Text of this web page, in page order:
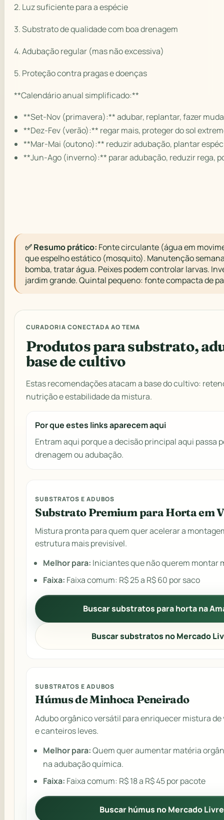
2. Luz suficiente para a espécie
3. Substrato de qualidade com boa drenagem
4. Adubação regular (mas não excessiva)
5. Proteção contra pragas e doenças
**Calendário anual simplificado:**
**Set-Nov (primavera):** adubar, replantar, fazer
**Dez-Fev (verão):** regar mais, proteger do sol
**Mar-Mai (outono):** reduzir adubação, plantar
**Jun-Ago (inverno):** parar adubação, reduzir rega,
✅ Resumo prático: Fonte circulante (água em
que espelho estático (mosquito). Manutenção
bomba, tratar água. Peixes podem controlar larvas.
jardim grande. Quintal pequeno: fonte compacta de
CURADORIA CONECTADA AO TEMA
Produtos para substrato,
base de cultivo
Estas recomendações atacam a base do cultivo:
nutrição e estabilidade da mistura.
Por que estes links aparecem aqui
Entram aqui porque a decisão principal aqui passa
drenagem ou adubação.
SUBSTRATOS E ADUBOS
Substrato Premium para Horta em
Mistura pronta para quem quer acelerar a
estrutura mais previsível.
Melhor para: Iniciantes que não querem montar
Faixa: Faixa comum: R$ 25 a R$ 60 por saco
Buscar substratos para horta na
Buscar substratos no Mercado
SUBSTRATOS E ADUBOS
Húmus de Minhoca Peneirado
Adubo orgânico versátil para enriquecer mistura de
e canteiros leves.
Melhor para:Quem quer aumentar matéria
na adubação química.
Faixa: Faixa comum: R$ 18 a R$ 45 por pacote
Buscar húmus no Mercado Livre